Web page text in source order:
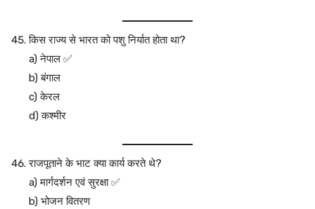
किस राज्य से भारत को पशु निर्यात होता था?
a) नेपाल ✅
b) बंगाल
c) केरल
d) कश्मीर
राजपूताने के भाट क्या कार्य करते थे?
a) मार्गदर्शन एवं सुरक्षा ✅
b) भोजन वितरण